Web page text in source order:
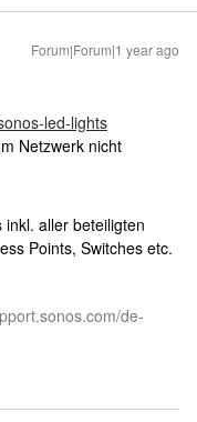
Forum|Forum|1 year ago
led-lights
Netzwerk nicht
aller beteiligten
Points, Switches etc.
de-